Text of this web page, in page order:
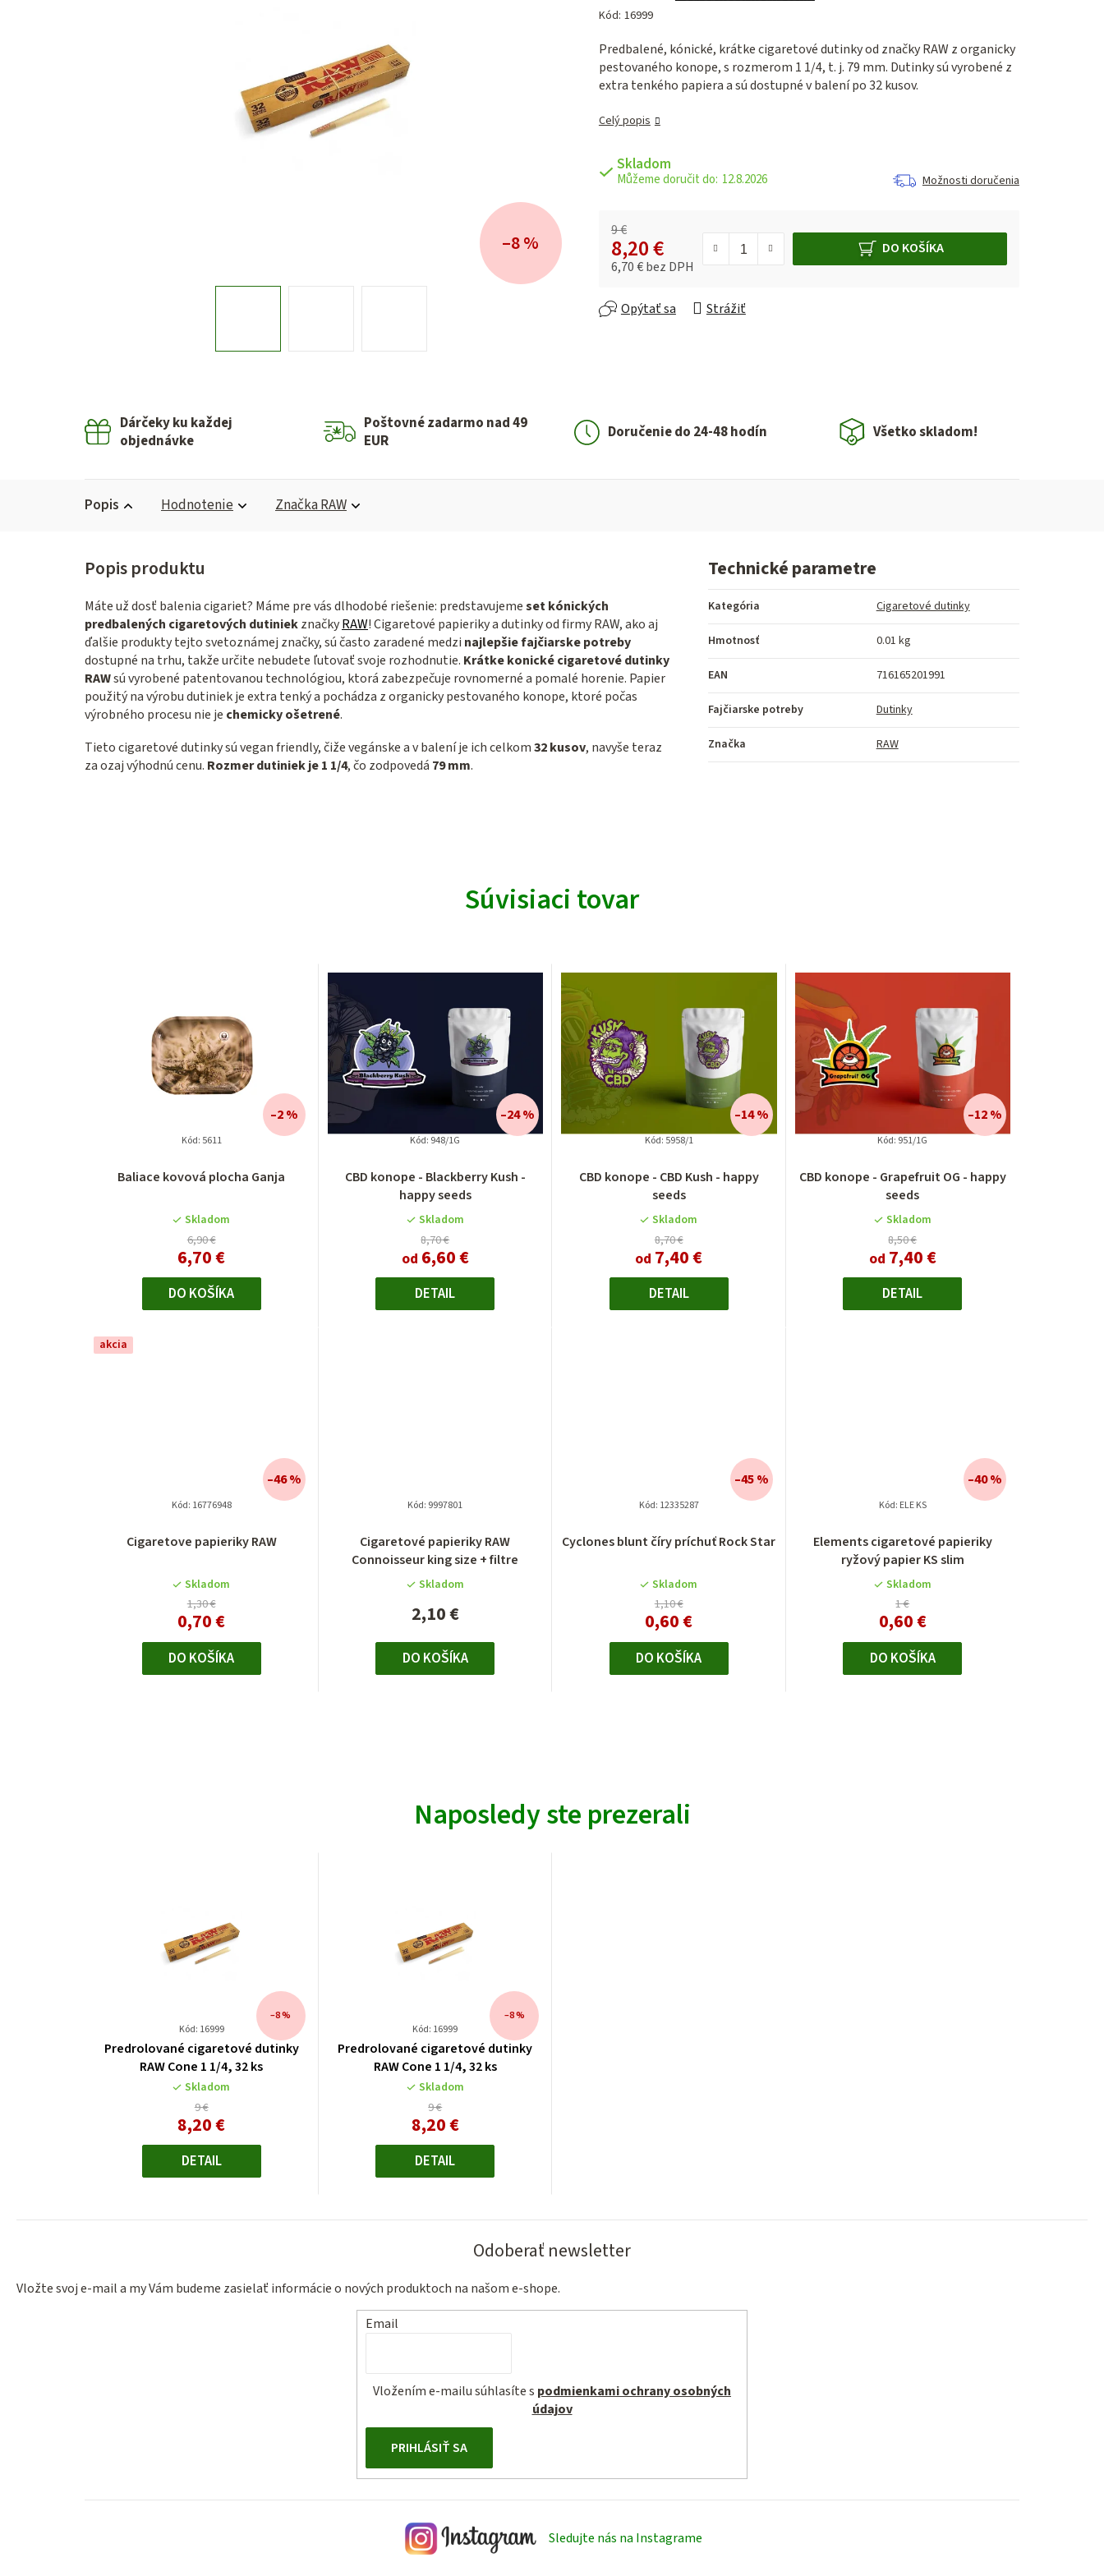
hodnotenie
je
0,0
z 5
Kód: 16999
Predbalené, kónické, krátke cigaretové dutinky od značky RAW z organicky
pestovaného konope, s rozmerom 1 1/4, t. j. 79 mm. Dutinky sú vyrobené z
extra tenkého papiera a sú dostupné v balení po 32 kusov.
Celý popis
Skladom
12.8.2026 Možnosti doručenia
9 €
8,20 €
6,70 € bez DPH
DO KOŠÍKA
Opýtať sa Strážiť
–8 %
Dárčeky ku každej
objednávke
Poštovné zadarmo nad 49
EUR
Doručenie do 24-48 hodín Všetko skladom!
Popis Hodnotenie ZnačkaRAW
Máte už dosť balenia cigariet? Máme pre vás dlhodobé riešenie: predstavujemeset kónických
predbalených cigaretových dutiniekznačkyRAW! Cigaretové papieriky a dutinky od firmy RAW, ako aj
ďalšie produkty tejto svetoznámej značky, sú často zaradené medzi najlepšie fajčiarske potreby
dostupné na trhu, takže určite nebudete ľutovať svoje rozhodnutie. Krátke konické cigaretové dutinky
RAWsú vyrobené patentovanou technológiou, ktorá zabezpečuje rovnomerné a pomalé horenie. Papier
použitý na výrobu dutiniek je extra tenký a pochádza z organicky pestovaného konope, ktoré počas
výrobného procesu nie je chemicky ošetrené.
Tieto cigaretové dutinky sú vegan friendly, čiže vegánske a v balení je ich celkom32 kusov, navyše teraz
za ozaj výhodnú cenu. Rozmer dutiniek je 1 1/4, čo zodpovedá 79 mm.
Technické parametre
Kategória Cigaretové dutinky
Hmotnosť 0.01 kg
EAN 716165201991
Fajčiarske potreby Dutinky
Značka RAW
Súvisiaci tovar
Baliace kovová plocha Ganja
Skladom
6,90 €
6,70 €
–2 %
DO KOŠÍKA
Kód: 5611
CBD konope - Blackberry Kush -
happy seeds
hodnotenie
produktu
je
4,0
z
5
hviezdičiek.
Skladom
8,70 €
od 6,60 €
–24 %
DETAIL
Kód: 948/1G
CBD konope - CBD Kush - happy
seeds
hodnotenie
produktu
je
4,3
z
5
hviezdičiek.
Skladom
8,70 €
od 7,40 €
–14 %
DETAIL
Kód: 5958/1
CBD konope - Grapefruit OG - happy
seeds
Skladom
8,50 €
od 7,40 €
–12 %
DETAIL
Kód: 951/1G
akcia
Cigaretove papieriky RAW
Skladom
1,30 €
0,70 €
–46 %
DO KOŠÍKA
Kód: 16776948
Cigaretové papieriky RAW
Connoisseur king size + filtre
Skladom
2,10 €
DO KOŠÍKA
Kód: 9997801
Cyclones blunt číry príchuť Rock Star
Skladom
1,10 €
0,60 €
–45 %
DO KOŠÍKA
Kód: 12335287
Elements cigaretové papieriky
ryžový papier KS slim
Skladom
1 €
0,60 €
–40 %
DO KOŠÍKA
Kód: ELE KS
Naposledy ste prezerali
Kód: 16999
Predrolované cigaretové dutinky
RAW Cone 1 1/4, 32 ks
Skladom
9 €
–8 %
8,20 €
DETAIL
Kód: 16999
Predrolované cigaretové dutinky
RAW Cone 1 1/4, 32 ks
Skladom
9 €
–8 %
8,20 €Jednotková
DETAIL
Odoberať newsletter
Vložte svoj e-mail a my Vám budeme zasielať informácie o nových produktoch na našom e-shope.
Email
Vložením e-mailu súhlasíte s podmienkami ochrany osobných
údajov
PRIHLÁSIŤ SA
Sledujte nás na Instagrame